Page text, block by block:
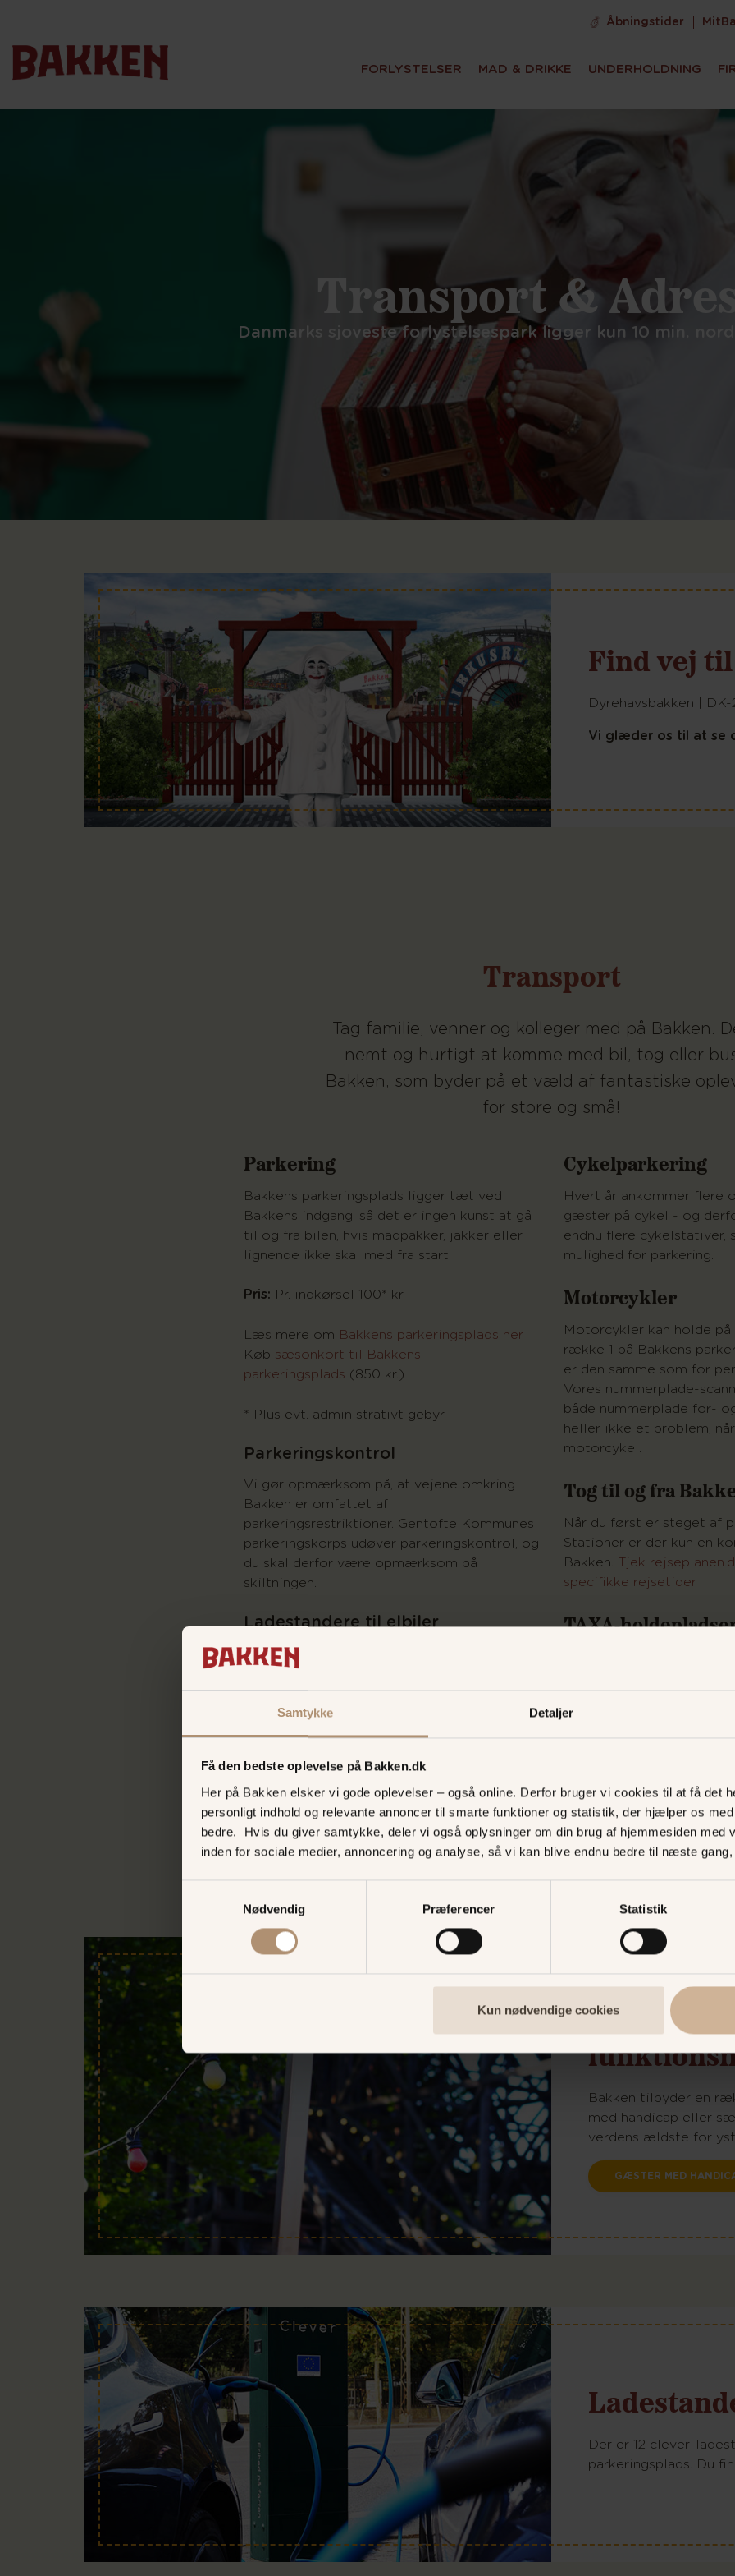
Samtykke Detaljer
Få den bedste oplevelse på Bakken.dk
Her på Bakken elsker vi gode oplevelser – også online. Derfor bruger vi cookies til at få det
personligt indhold og relevante annoncer til smarte funktioner og statistik, der hjælper os
bedre. Hvis du giver samtykke, deler vi også oplysninger om din brug af hjemmesiden med
inden for sociale medier, annoncering og analyse, så vi kan blive endnu bedre til næste
Nødvendig
Præferencer Statistik
Kun nødvendige cookies
Åbningstider
FORLYSTELSER MAD & DRIKKE UNDERHOLDNING
Transport &
Danmarks sjoveste forlystelsespark ligger kun 10 min.
Find vej
Dyrehavsbakken |
Vi glæder os til at se
Transport
Tag familie, venner og kolleger med på Bakken.
nemt og hurtigt at komme med bil, tog eller
Bakken, som byder på et væld af fantastiske
for store og små!
Parkering
Bakkens parkeringsplads ligger tæt ved
Bakkens indgang, så det er ingen kunst at gå
til og fra bilen, hvis madpakker, jakker eller
lignende ikke skal med fra start.
Pris: Pr. indkørsel 100* kr.
Læs mere om Bakkens parkeringsplads her
Køb sæsonkort til Bakkens
parkeringsplads (850 kr.)
* Plus evt. administrativt gebyr
Parkeringskontrol
Vi gør opmærksom på, at vejene omkring
Bakken er omfattet af
parkeringsrestriktioner. Gentofte Kommunes
parkeringskorps udøver parkeringskontrol, og
du skal derfor være opmærksom på
skiltningen.
Ladestandere til elbiler
Der er 12 clever-ladestandere til elbiler på
Bakkens parkeringsplads. Du finder dem på
række 3.
Cykelparkering
Hvert år ankommer flere
gæster på cykel - og
endnu flere cykelstativer,
mulighed for parkering.
Motorcykler
Motorcykler kan holde
række 1 på Bakkens
er den samme som for
Vores nummerplade-
både nummerplade for-
heller ikke et problem,
motorcykel.
Tog til og fra
Når du først er steget af
Stationer er der kun en
Bakken. Tjek
specifikke rejsetider
TAXA-
parkeringsplads, ligger
Herfra tager det blot 12
stationen, gennem
Gæster
Bakken tilbyder en
med handicap eller
verdens ældste
GÆSTER MED
Der er 12 clever-
parkeringsplads. Du